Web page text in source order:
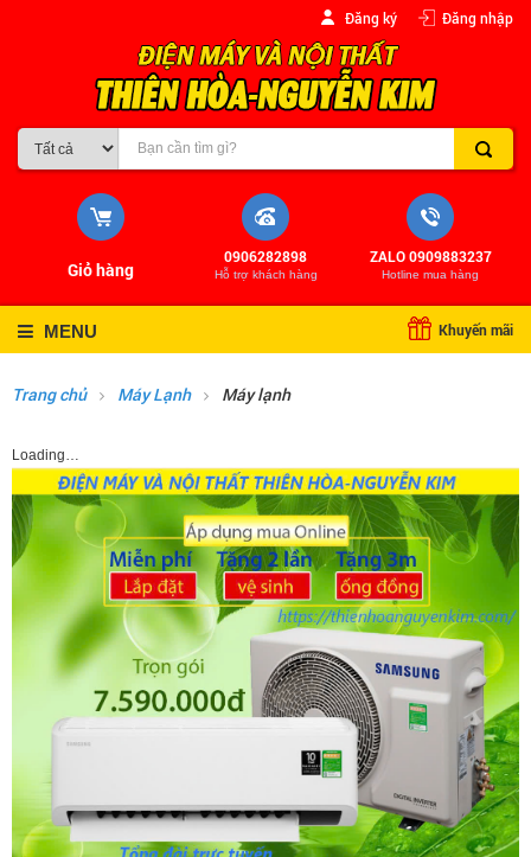
Đăng ký Đăng nhập
ZALO 0909883237
Hotline mua hàng
0906282898
Hỗ trợ khách hàng
Giỏ hàng
Khuyến mãi
MENU
Trang chủ Máy Lạnh Máy lạnh
Loading…